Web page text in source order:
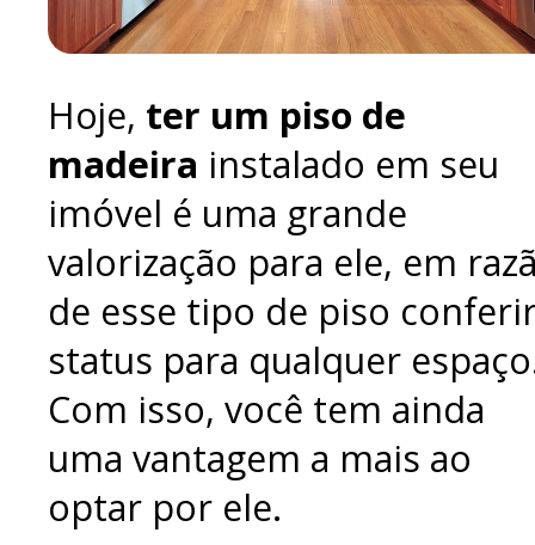
Hoje, ter um piso de
madeira instalado em seu
imóvel é uma grande
valorização para ele, em
de esse tipo de piso
status para qualquer
Com isso, você tem ainda
uma vantagem a mais ao
optar por ele.